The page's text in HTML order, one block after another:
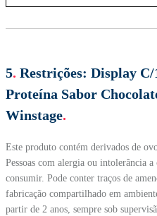
5. Restrições: Display
Proteína Sabor
Winstage.
Este produto contém derivados de
Pessoas com alergia ou intolerância a
consumir. Pode conter traços de
fabricação compartilhado em
partir de 2 anos, sempre sob